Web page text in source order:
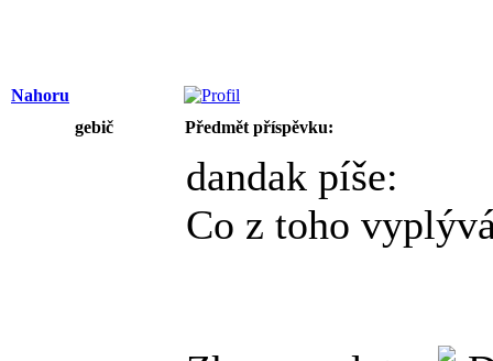
Nahoru
gebič
Předmět příspěvku:
dandak píše:
Co z toho